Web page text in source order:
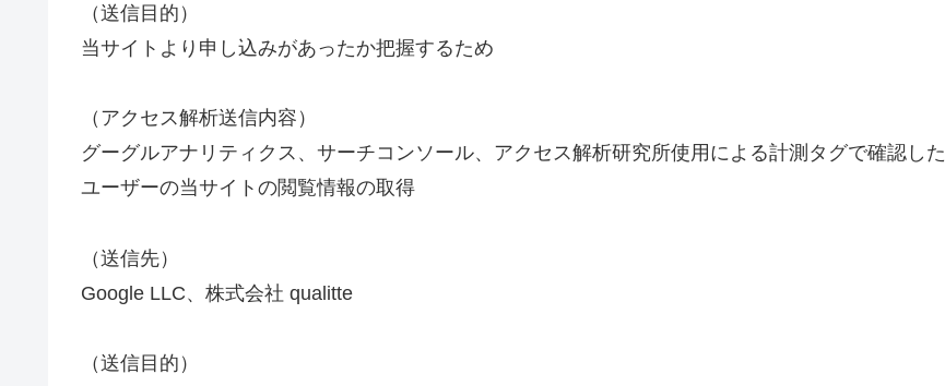
（送信目的）
当サイトより申し込みがあったか把握するため
（アクセス解析送信内容）
グーグルアナリティクス、サーチコンソール、アクセス解析研究所使用による計測タグで確認した
ユーザーの当サイトの閲覧情報の取得
（送信先）
Google LLC、株式会社 qualitte
（送信目的）